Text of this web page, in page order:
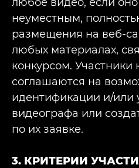
неуместным,
размещения на веб-
любых материалах,
конкурсом. Участники
соглашаются на
идентификации и/или
видеографа или
по их заявке.
3. КРИТЕРИИ